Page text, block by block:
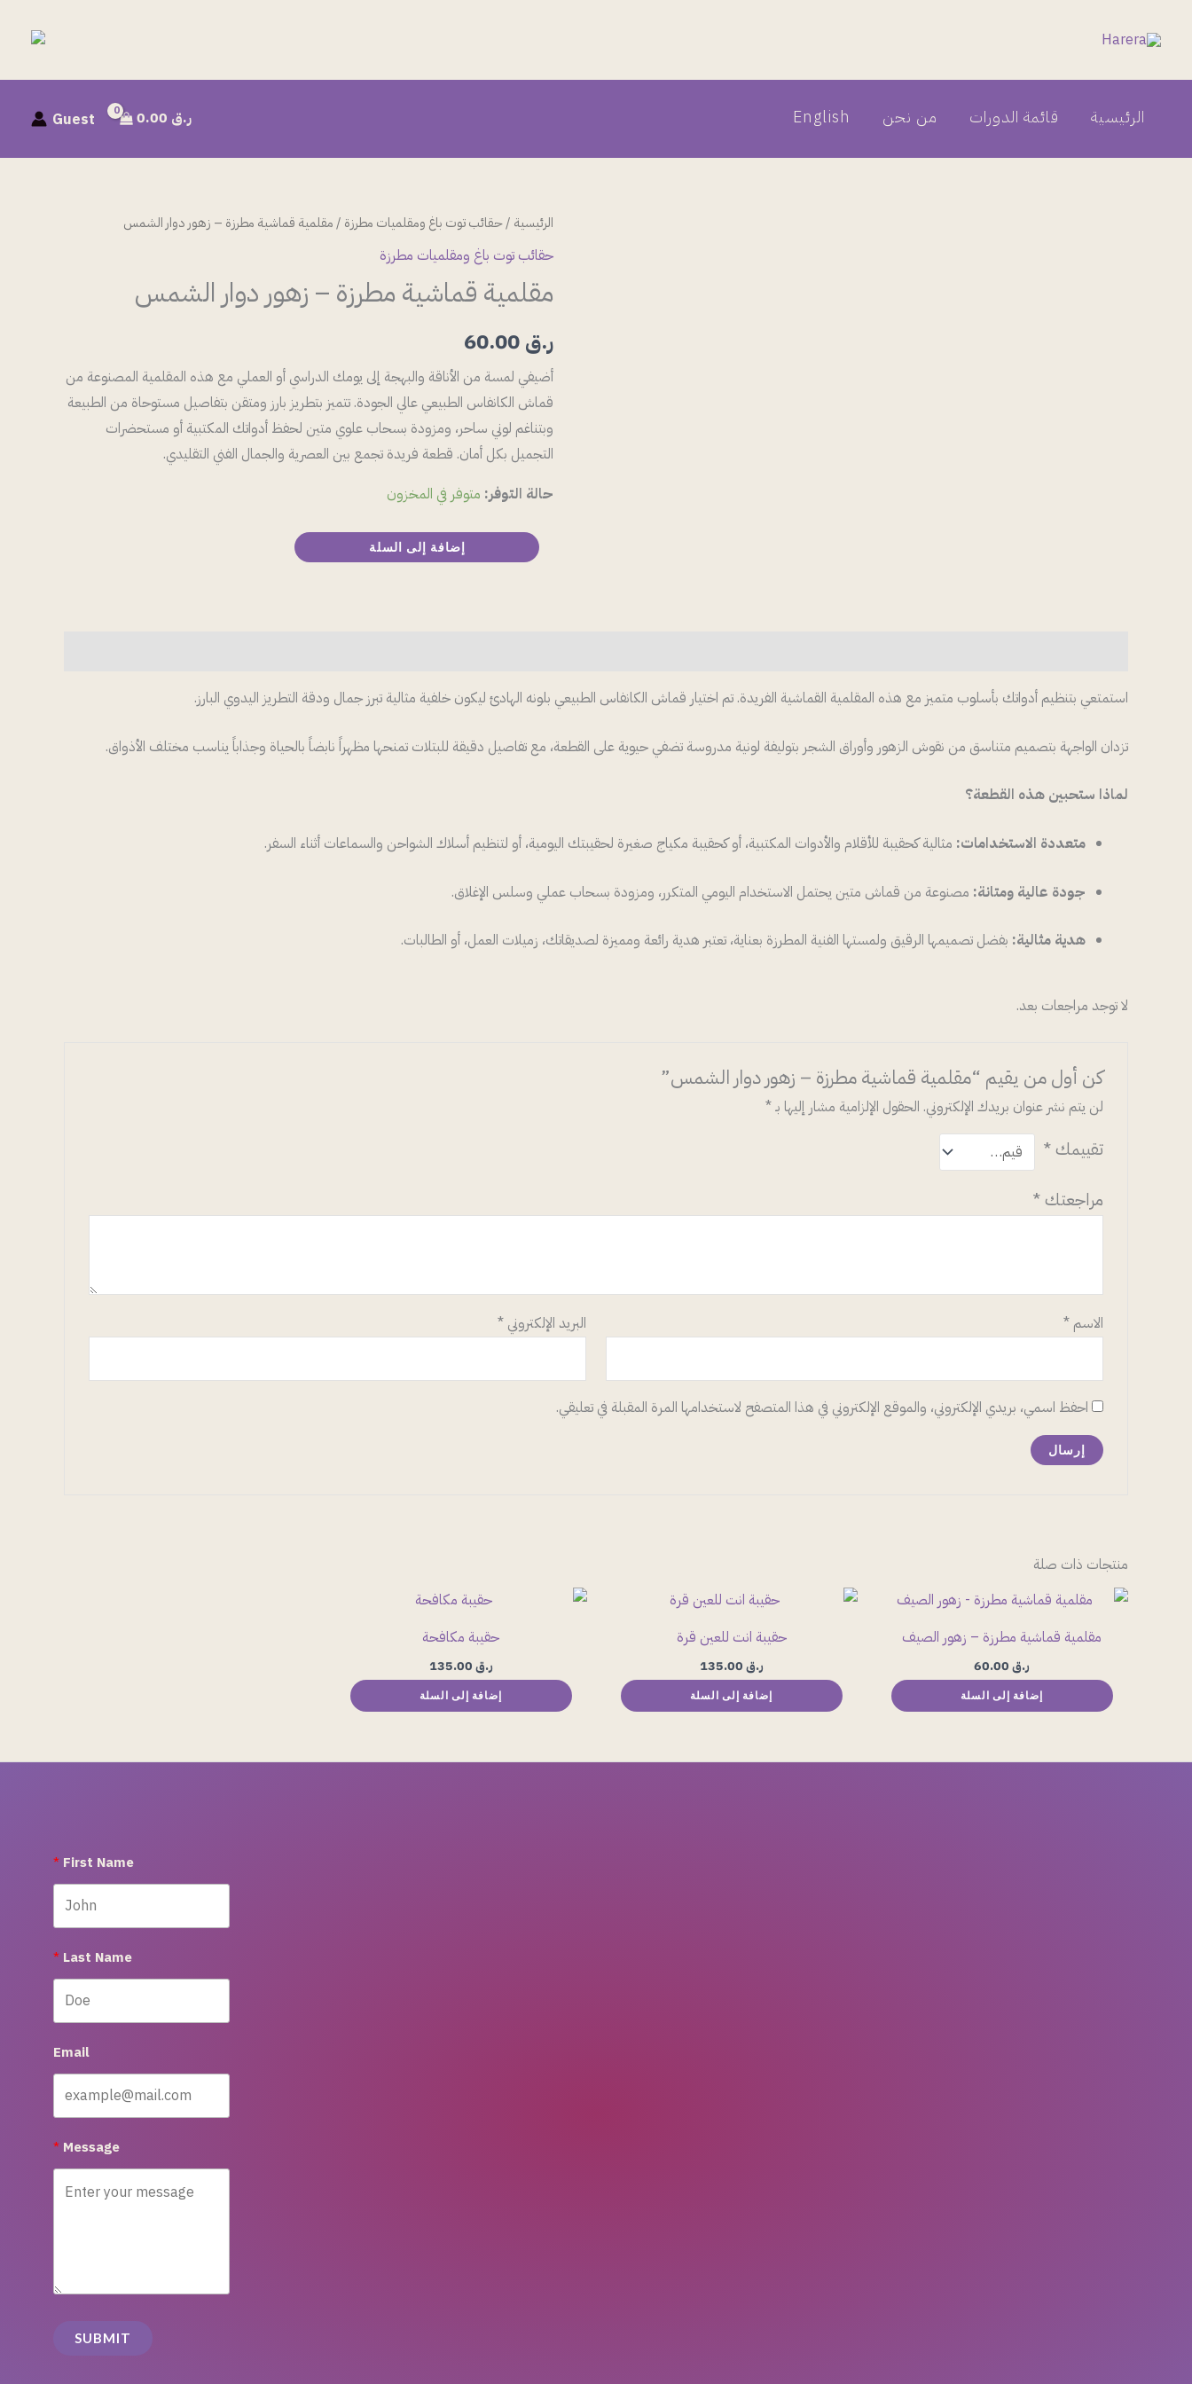
الرئيسية قائمة الدورات من نحن English ر.ق Guest
الرئيسية /حقائب توت باغ ومقلميات مطرزة / مقلمية قماشية مطرزة – زهور دوار الشمس
حقائب توت باغ ومقلميات مطرزة
مقلمية قماشية مطرزة – زهور دوار الشمس
ر.ق
أضيفي لمسة من الأناقة والبهجة إلى يومك الدراسي أو العملي مع هذه المقلمية المصنوعة من
قماش الكانفاس الطبيعي عالي الجودة. تتميز بتطريز بارز ومتقن بتفاصيل مستوحاة من الطبيعة
وبتناغم لوني ساحر، ومزودة بسحاب علوي متين لحفظ أدواتك المكتبية أو مستحضرات
التجميل بكل أمان. قطعة فريدة تجمع بين العصرية والجمال الفني التقليدي.
حالة التوفر: متوفر في المخزون
كمية
مقلمية
مطرزة
زهور
دوار
الشمس
إضافة إلى السلة
استمتعي بتنظيم أدواتك بأسلوب متميز مع هذه المقلمية القماشية الفريدة. تم اختيار قماش الكانفاس الطبيعي بلونه الهادئ ليكون خلفية مثالية تبرز جمال ودقة التطريز اليدوي البارز.
تزدان الواجهة بتصميم متناسق من نقوش الزهور وأوراق الشجر بتوليفة لونية مدروسة تضفي حيوية على القطعة، مع تفاصيل دقيقة للبتلات تمنحها مظهراً نابضاً بالحياة وجذاباً يناسب مختلف الأذواق.
لماذا ستحبين هذه القطعة؟
متعددة الاستخدامات: مثالية كحقيبة للأقلام والأدوات المكتبية، أو كحقيبة مكياج صغيرة لحقيبتك اليومية، أو لتنظيم أسلاك الشواحن والسماعات أثناء السفر.
جودة عالية ومتانة: مصنوعة من قماش متين يحتمل الاستخدام اليومي المتكرر، ومزودة بسحاب عملي وسلس الإغلاق.
هدية مثالية: بفضل تصميمها الرقيق ولمستها الفنية المطرزة بعناية، تعتبر هدية رائعة ومميزة لصديقاتك، زميلات العمل، أو الطالبات.
لا توجد مراجعات بعد.
كن أول من يقيم “مقلمية قماشية مطرزة – زهور دوار الشمس”
لن يتم نشر عنوان بريدك الإلكتروني. الحقول الإلزامية مشار إليها بـ*
تقييمك*
مراجعتك*
الاسم * البريد الإلكتروني*
احفظ اسمي، بريدي الإلكتروني، والموقع الإلكتروني في هذا المتصفح لاستخدامها المرة المقبلة في تعليقي.
منتجات ذات صلة
مقلمية قماشية مطرزة – زهور الصيف
ر.ق
إضافة إلى السلة
حقيبة انت للعين قرة
ر.ق
إضافة إلى السلة
حقيبة مكافحة
ر.ق
إضافة إلى السلة
First Name
Last Name
Email
Message
SUBMIT